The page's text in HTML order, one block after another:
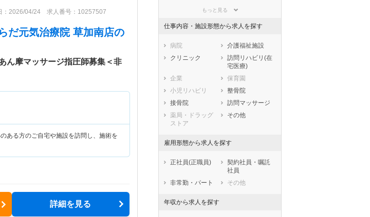
：2026/04/24 求人番号：10257507
だ元気治療院 草加南店の
ん摩マッサージ指圧師募集＜非
ある方のご自宅や施設を訪問し、施術を
詳細を見る
埼玉県
石川県
福井県
岐阜県
静岡県
愛知県
三重県
大阪府
兵庫県
奈良県
鳥取県
島根県
広島県
山口県
徳島県
香川県
愛媛県
熊本県
大分県
もっと見る
仕事内容・施設形態から求人を探す
病院
介護福祉施設
クリニック
訪問リハビリ(在
宅医療)
企業
保育園
小児リハビリ
整骨院
接骨院
訪問マッサージ
薬局・ドラッグ
ストア
その他
雇用形態から求人を探す
正社員(正職員)
契約社員・嘱託
社員
非常勤・パート
その他
年収から求人を探す